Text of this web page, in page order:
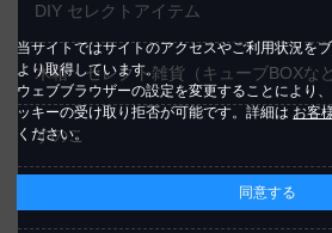
DIY セレクトアイテム
木箱・セレクト雑貨（キューブBOXなど
すのこ
ネジ・コーススレッド・サンドペーパー
当サイトではサイトのアクセスやご利用状況を
より取得しています。
ウェブブラウザーの設定を変更することにより
ッキーの受け取り拒否が可能です。詳細は お客
ください。
同意する